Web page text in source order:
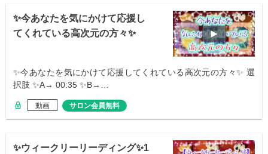
✨今あなたを気にかけて応援し
てくれている高次元の方々✨
✨今あなたを気にかけて応援してくれている高次元の方々✨ 選
択肢 ✨A→ 00:35 ✨B→…
動画 サロン会員無料
✨ウィークリーリーディング✨1